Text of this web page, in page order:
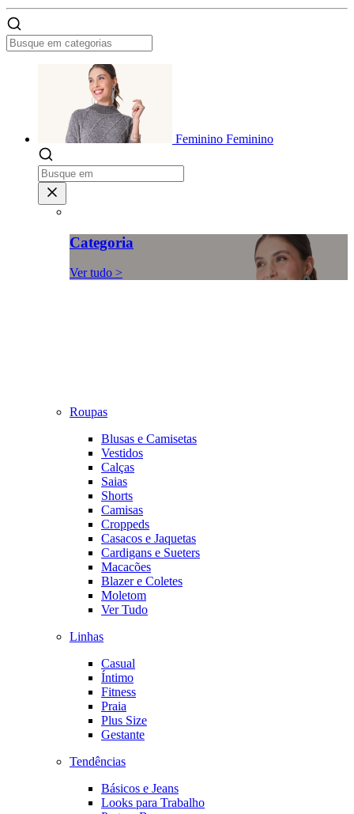
Feminino Feminino
Categoria
Ver tudo >
Roupas
Blusas e Camisetas
Vestidos
Calças
Saias
Shorts
Camisas
Croppeds
Casacos e Jaquetas
Cardigans e Sueters
Macacões
Blazer e Coletes
Moletom
Ver Tudo
Linhas
Casual
Íntimo
Fitness
Praia
Plus Size
Gestante
Tendências
Básicos e Jeans
Looks para Trabalho